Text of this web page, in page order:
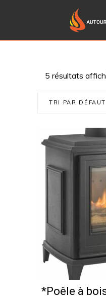
5 résultats
TRI PAR DÉFAUT
*Poêle à